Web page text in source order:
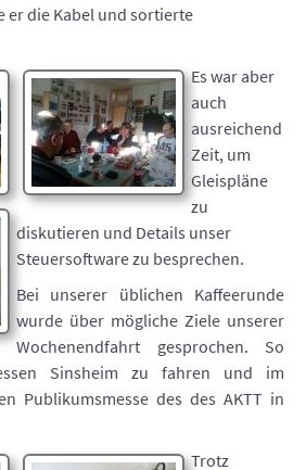
er die Kabel und sortierte
Es war aber
auch
ausreichend
Zeit, um
Gleispläne
zu
diskutieren und Details unser
Steuersoftware zu besprechen.
Bei unserer üblichen Kaffeerunde
wurde über mögliche Ziele unserer
Wochenendfahrt gesprochen. So
Sinsheim zu fahren und im
Publikumsmesse des des AKTT in
Trotz